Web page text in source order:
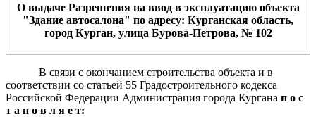
О выдаче Разрешенияна ввод в эксплуатацию объекта
"Здание автосалона" по адресу: Курганская область,
город Курган, улица Бурова-Петрова, № 102
В связи с окончанием строительства объекта и в
соответствии со статьей 55 Градостроительного кодекса
Российской Федерации Администрация города Кургана п о с
т а н о в л я е т: